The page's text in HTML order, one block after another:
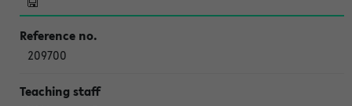
209700